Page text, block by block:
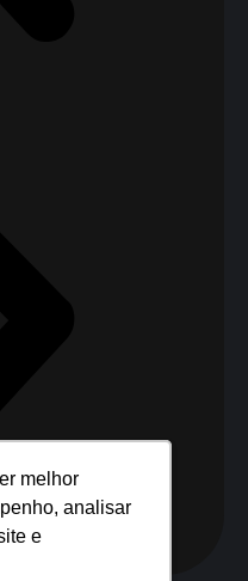
melhor
analisar
e
melhor
analisar
e